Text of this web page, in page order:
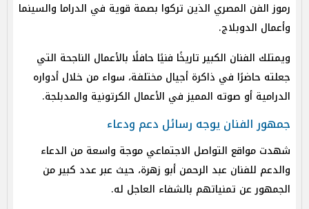
رموز الفن المصري الذين تركوا بصمة قوية في الدراما والسينما
وأعمال الدوبلاج.
ويمتلك الفنان الكبير تاريخًا فنيًا حافلًا بالأعمال الناجحة التي
جعلته حاضرًا في ذاكرة أجيال مختلفة، سواء من خلال أدواره
الدرامية أو صوته المميز في الأعمال الكرتونية والمدبلجة.
جمهور الفنان يوجه رسائل دعم ودعاء
شهدت مواقع التواصل الاجتماعي موجة واسعة من الدعاء
والدعم للفنان عبد الرحمن أبو زهرة، حيث عبر عدد كبير من
الجمهور عن تمنياتهم بالشفاء العاجل له.